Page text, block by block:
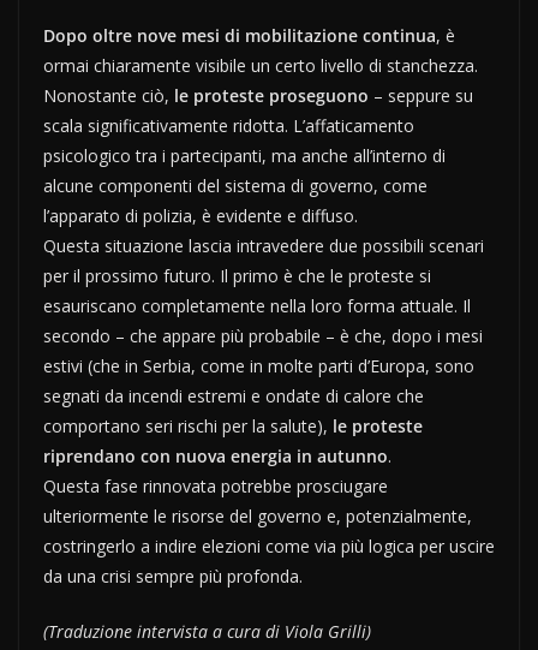
Dopo oltre nove mesi di mobilitazione continua, è
ormai chiaramente visibile un certo livello di stanchezza.
Nonostante ciò, le proteste proseguono – seppure su
scala significativamente ridotta. L’affaticamento
psicologico tra i partecipanti, ma anche all’interno di
alcune componenti del sistema di governo, come
l’apparato di polizia, è evidente e diffuso.
Questa situazione lascia intravedere due possibili scenari
per il prossimo futuro. Il primo è che le proteste si
esauriscano completamente nella loro forma attuale. Il
secondo – che appare più probabile – è che, dopo i mesi
estivi (che in Serbia, come in molte parti d’Europa, sono
segnati da incendi estremi e ondate di calore che
comportano seri rischi per la salute), le proteste
riprendano con nuova energia in autunno.
Questa fase rinnovata potrebbe prosciugare
ulteriormente le risorse del governo e, potenzialmente,
costringerlo a indire elezioni come via più logica per uscire
da una crisi sempre più profonda.
(Traduzione intervista a cura di Viola Grilli)